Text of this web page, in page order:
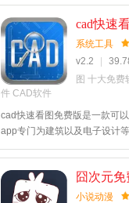
cad快速
系统工具
v2.2
图 十大免费
件 CAD软件
cad快速看图免费版是一款可
app专门为建筑以及电子设计
其中的图纸设计也十分的方便
囧次元免
小说动漫